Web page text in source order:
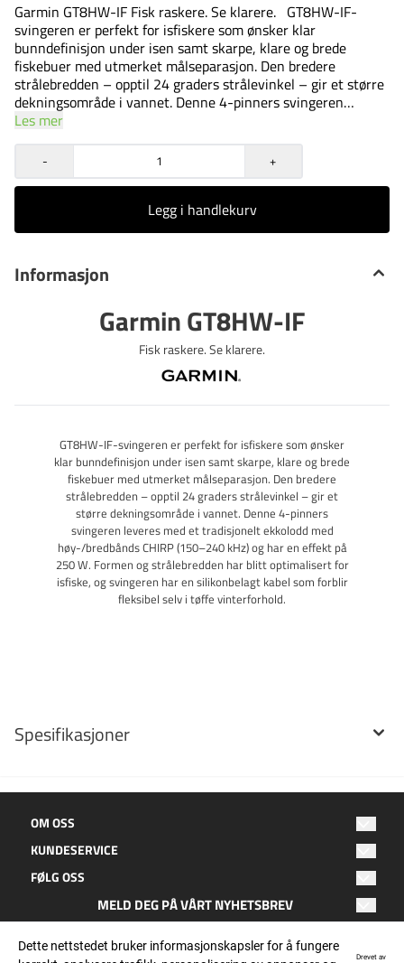
Garmin GT8HW-IF Fisk raskere. Se klarere. GT8HW-IF-
svingeren er perfekt for isfiskere som ønsker klar
bunndefinisjon under isen samt skarpe, klare og brede
fiskebuer med utmerket målseparasjon. Den bredere
strålebredden – opptil 24 graders strålevinkel – gir et større
dekningsområde i vannet. Denne 4-pinners svingeren
leveres med et tradisjonelt ekkolodd med høy-/bredbånds
CHIRP (150–240 kHz) og har en effekt på 250 W. Formen og
strålebredden har blitt optimalisert for isfiske, og svingeren
har en silikonbelagt kabel som forblir fleksibel selv i tøffe
vinterforhold.
Les mer
- +
Legg i handlekurv
Informasjon
Garmin GT8HW-IF
Fisk raskere. Se klarere.
GT8HW-IF-svingeren er perfekt for isfiskere som ønsker
klar bunndefinisjon under isen samt skarpe, klare og brede
fiskebuer med utmerket målseparasjon. Den bredere
strålebredden – opptil 24 graders strålevinkel – gir et
større dekningsområde i vannet. Denne 4-pinners
svingeren leveres med et tradisjonelt ekkolodd med
høy-/bredbånds CHIRP (150–240 kHz) og har en effekt på
250 W. Formen og strålebredden har blitt optimalisert for
isfiske, og svingeren har en silikonbelagt kabel som forblir
fleksibel selv i tøffe vinterforhold.
Spesifikasjoner
OM OSS
Oktan Fritid
Hagebyen 2
8050 Tverlandet
Bodø
KUNDESERVICE
Salgsbetingelser
Kontakt oss
Personvern
FØLG OSS
Instagram
MELD DEG PÅ VÅRT NYHETSBREV
E-post
Dette nettstedet bruker informasjonskapsler for å fungere
Drevet av